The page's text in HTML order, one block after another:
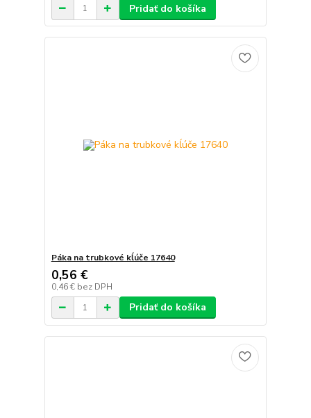
Pridať do košíka
Páka na trubkové kĺúče 17640
0,56 €
0,46 € bez DPH
Pridať do košíka